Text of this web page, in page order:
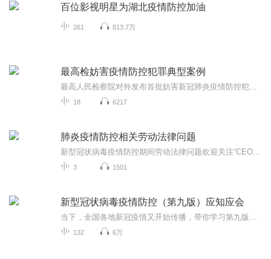
百位影视明星为湖北疫情防控加油
261 813.7万
最高检妨害疫情防控犯罪典型案例
18 6217
肺炎疫情防控相关劳动法律问题
3 1501
新型冠状病毒疫情防控（第九版）应知应会
132 6万